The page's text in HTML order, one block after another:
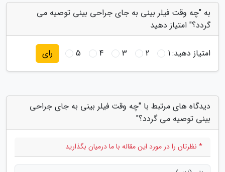
به "چه وقت فیلر بینی به جای جراحی بینی توصیه می
گردد؟" امتیاز دهید
امتیاز دهید:1
2
3
4
5 رای
دیدگاه های مرتبط با "چه وقت فیلر بینی به جای جراحی
بینی توصیه می گردد؟"
* نظرتان را در مورد این مقاله با ما درمیان بگذارید